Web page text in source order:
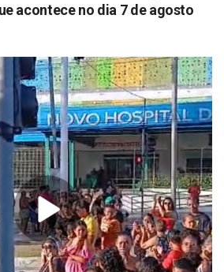
acontece no dia 7 de agosto